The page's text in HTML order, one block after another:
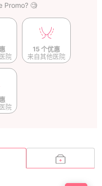
Promo? 🧐
院
15 个优惠
来自其他医院
院